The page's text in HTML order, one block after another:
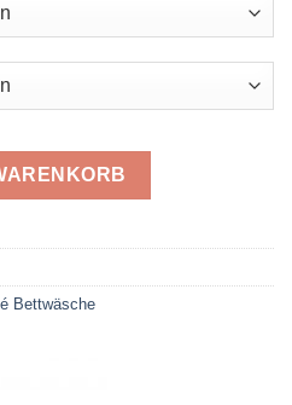
€.
Bettwäsche